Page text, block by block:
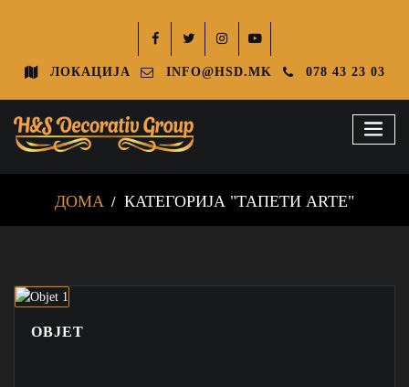
ЛОКАЦИЈА INFO@HSD.MK 078 43 23 03
ДОМА КАТЕГОРИЈА "ТАПЕТИ ARTE"
OBJET